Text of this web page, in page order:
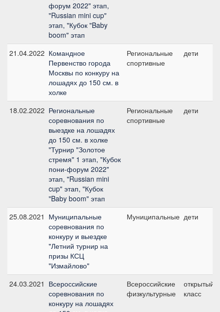
форум 2022" этап,
"Russian mini cup"
этап, "Кубок "Baby
boom" этап
21.04.2022 Командное
Первенство города
Москвы по конкуру на
лошадях до 150 см. в
холке
Региональные
спортивные
дети
18.02.2022 Региональные
соревнования по
выездке на лошадях
до 150 см. в холке
"Турнир "Золотое
стремя" 1 этап, "Кубок
пони-форум 2022"
этап, "Russian mini
cup" этап, "Кубок
"Baby boom" этап
Региональные
спортивные
дети
25.08.2021 Муниципальные
соревнования по
конкуру и выездке
"Летний турнир на
призы КСЦ
"Измайлово"
Муниципальные дети
24.03.2021 Всероссийские
соревнования по
конкуру на лошадях
Всероссийские
физкультурные
открытый
класс